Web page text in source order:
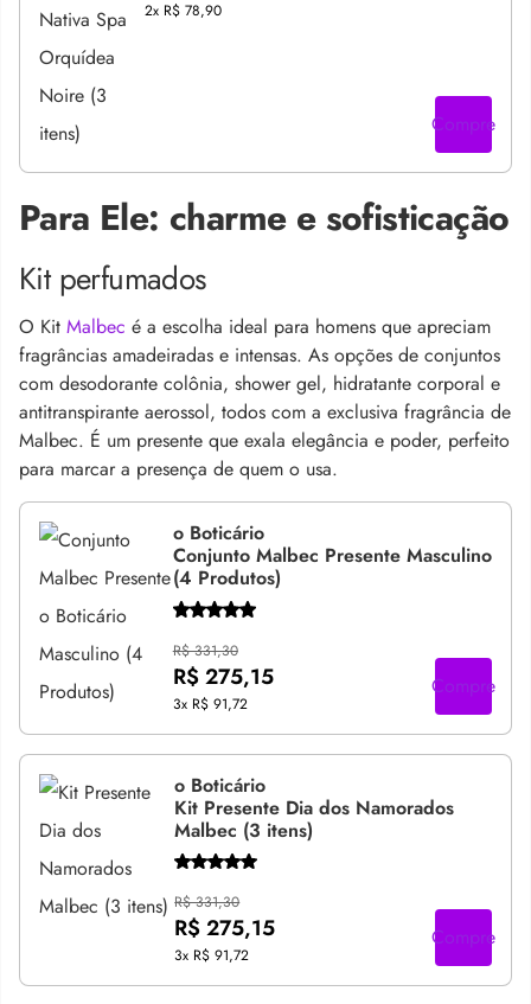
2x R$ 78,90
Compre
Para Ele: charme e sofisticação
Kit perfumados
O Kit Malbec é a escolha ideal para homens que apreciam
fragrâncias amadeiradas e intensas. As opções de conjuntos
com desodorante colônia, shower gel, hidratante corporal e
antitranspirante aerossol, todos com a exclusiva fragrância de
Malbec. É um presente que exala elegância e poder, perfeito
para marcar a presença de quem o usa.
o Boticário
Conjunto Malbec Presente Masculino
(4 Produtos)
R$ 331,30
R$ 275,15
3x R$ 91,72
Compre
o Boticário
Kit Presente Dia dos Namorados
Malbec (3 itens)
R$ 331,30
R$ 275,15
3x R$ 91,72
Compre